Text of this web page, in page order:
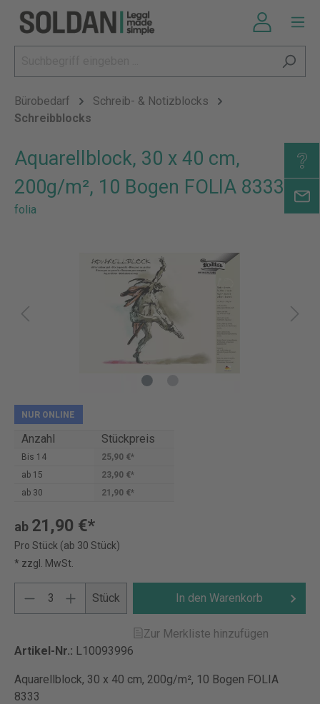
Bürobedarf
Schreib- & Notizblocks
Schreibblocks
Aquarellblock, 30 x 40 cm,
200g/m², 10 Bogen FOLIA 8333
folia
NUR ONLINE
Anzahl Stückpreis
Bis 14
25,90 €*
ab 15
23,90 €*
ab 30 21,90 €*
ab 21,90 €*
Pro Stück (ab 30 Stück)
* zzgl. MwSt.
Stück In den Warenkorb
Zur Merkliste hinzufügen
Artikel-Nr.: L10093996
Aquarellblock, 30 x 40 cm, 200g/m², 10 Bogen FOLIA
8333